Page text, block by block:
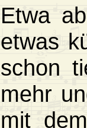
Etwa
etwas
schon
mehr
mit